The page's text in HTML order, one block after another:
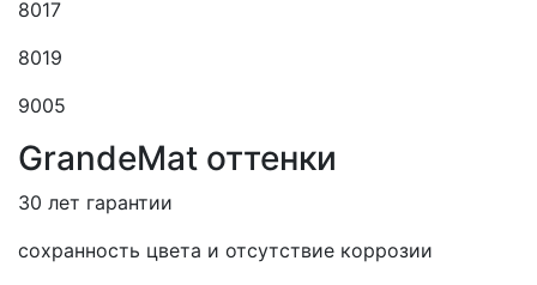
8017
8019
9005
GrandeMat оттенки
30 лет гарантии
сохранность цвета и отсутствие коррозии